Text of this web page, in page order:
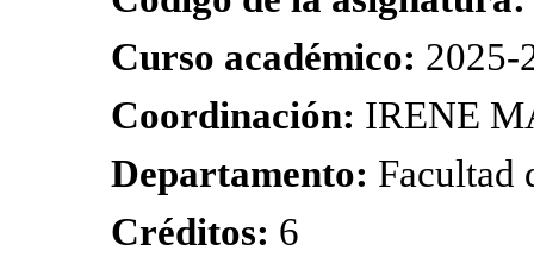
Curso académico: 2025-
Coordinación: IRENE
Departamento: Facultad
Créditos: 6